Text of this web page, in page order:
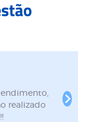
realizado